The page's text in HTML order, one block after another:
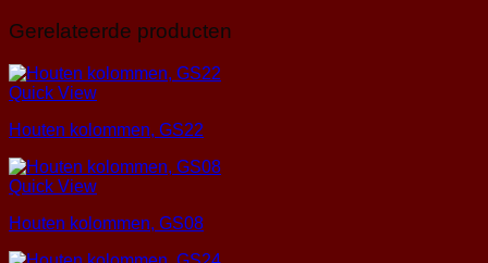
Gerelateerde producten
Quick View
Houten kolommen, GS22
Quick View
Houten kolommen, GS08